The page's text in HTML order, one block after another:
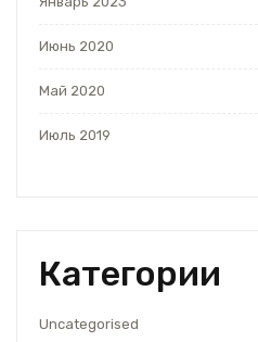
Июнь 2020
Май 2020
Июль 2019
Категории
Uncategorised